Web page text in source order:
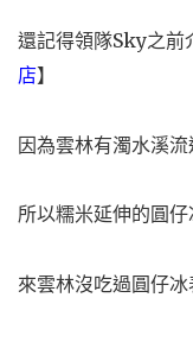
還記得領隊Sky之前
店】
因為雲林有濁水溪流
所以糯米延伸的圓
來雲林沒吃過圓仔冰